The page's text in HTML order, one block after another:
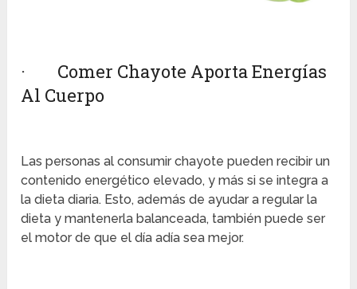
· Comer Chayote Aporta Energías
Al Cuerpo
Las personas al consumir chayote pueden recibir un
contenido energético elevado, y más si se integra a
la dieta diaria. Esto, además de ayudar a regular la
dieta y mantenerla balanceada, también puede ser
el motor de que el día adía sea mejor.